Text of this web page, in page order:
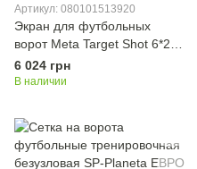
Артикул: 080101513920
Экран для футбольных
ворот Meta Target Shot 6*2 m
желтый, черный, белый Уни
600х200 см
6 024 грн
В наличии